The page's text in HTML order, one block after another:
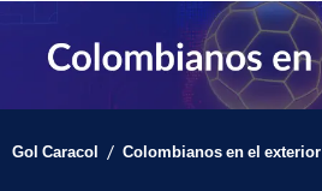
Gol Caracol / Colombianos en el exterior